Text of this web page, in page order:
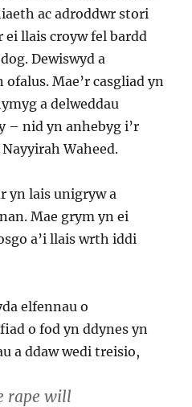
ac adroddwr stori
ei llais croyw fel bardd
Dewiswyd a
Mae’r casgliad yn
a delweddau
– nid yn anhebyg i’r
Waheed.
yn lais unigryw a
Mae grym yn ei
a’i llais wrth iddi
elfennau o
o fod yn ddynes yn
a ddaw wedi treisio,
rape will